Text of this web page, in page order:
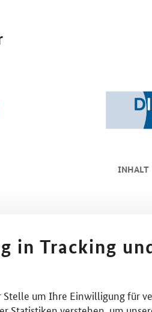
INHALT
in Tracking
Stelle um Ihre Einwilligung für